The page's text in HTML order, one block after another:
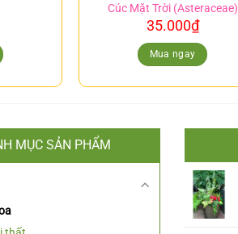
Cúc Mặt Trời (Asteraceae)
35.000₫
Mua ngay
MỤC SẢN PHẨM